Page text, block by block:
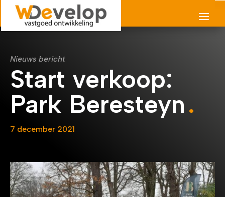
Nieuws bericht
Start verkoop:
Park Beresteyn
7 december 2021